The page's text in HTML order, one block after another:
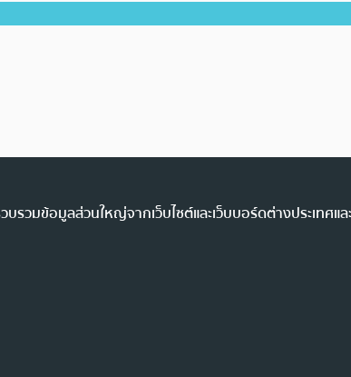
รวมข้อมูลส่วนใหญ่จากเว็บไซต์และเว็บบอร์ดต่างประเทศ